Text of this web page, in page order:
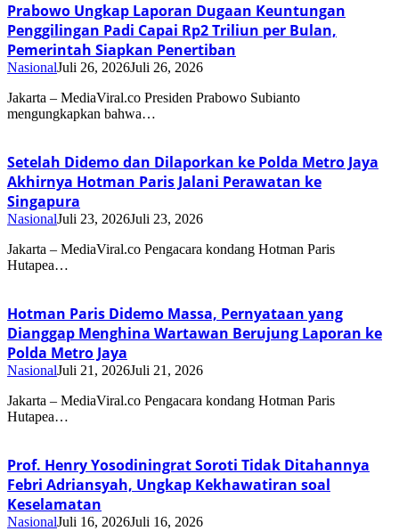
Prabowo Ungkap Laporan Dugaan Keuntungan
Penggilingan Padi Capai Rp2 Triliun per Bulan,
Pemerintah Siapkan Penertiban
NasionalJuli 26, 2026Juli 26, 2026
Jakarta – MediaViral.co Presiden Prabowo Subianto
mengungkapkan bahwa…
Setelah Didemo dan Dilaporkan ke Polda Metro Jaya
Akhirnya Hotman Paris Jalani Perawatan ke
Singapura
NasionalJuli 23, 2026Juli 23, 2026
Jakarta – MediaViral.co Pengacara kondang Hotman Paris
Hutapea…
Hotman Paris Didemo Massa, Pernyataan yang
Dianggap Menghina Wartawan Berujung Laporan ke
Polda Metro Jaya
NasionalJuli 21, 2026Juli 21, 2026
Jakarta – MediaViral.co Pengacara kondang Hotman Paris
Hutapea…
Prof. Henry Yosodiningrat Soroti Tidak Ditahannya
Febri Adriansyah, Ungkap Kekhawatiran soal
Keselamatan
NasionalJuli 16, 2026Juli 16, 2026